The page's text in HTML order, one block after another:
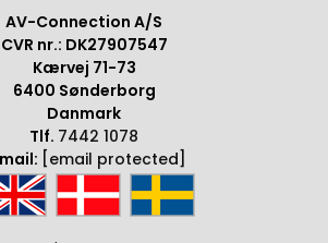
AV-Connection A/S
CVR nr.: DK27907547
Kærvej 71-73
6400 Sønderborg
Danmark
Tlf. 7442 1078
[email protected]